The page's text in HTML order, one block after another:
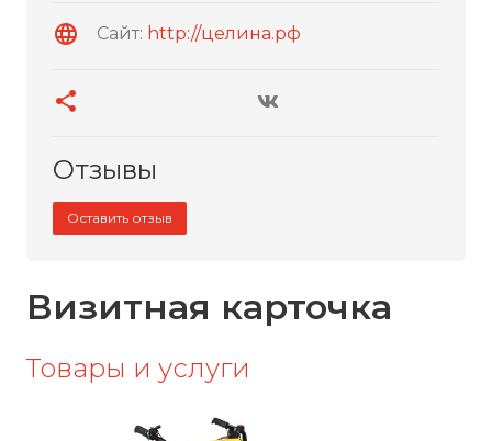
Сайт: http://целина.рф
Отзывы
Оставить отзыв
Визитная карточка
Товары и услуги